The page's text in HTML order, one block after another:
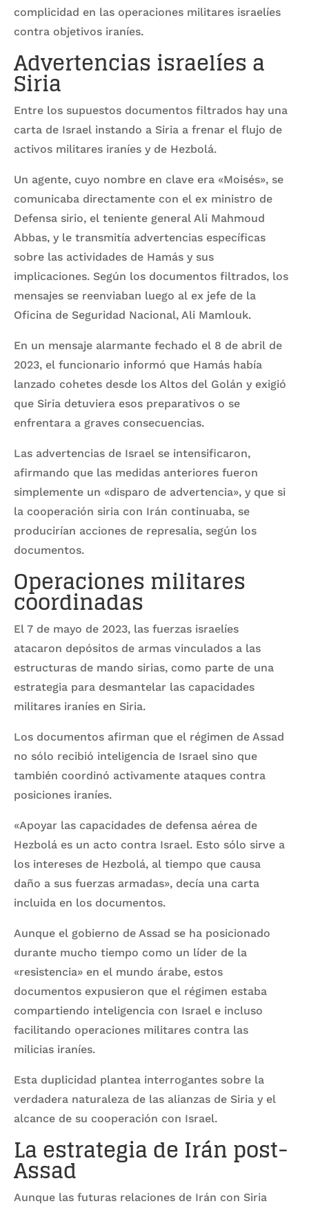
complicidad en las operaciones militares israelíes
contra objetivos iraníes.
Advertencias israelíes a
Siria
Entre los supuestos documentos filtrados hay una
carta de Israel instando a Siria a frenar el flujo de
activos militares iraníes y de Hezbolá.
Un agente, cuyo nombre en clave era «Moisés», se
comunicaba directamente con el ex ministro de
Defensa sirio, el teniente general Ali Mahmoud
Abbas, y le transmitía advertencias específicas
sobre las actividades de Hamás y sus
implicaciones. Según los documentos filtrados, los
mensajes se reenviaban luego al ex jefe de la
Oficina de Seguridad Nacional, Ali Mamlouk.
En un mensaje alarmante fechado el 8 de abril de
2023, el funcionario informó que Hamás había
lanzado cohetes desde los Altos del Golán y exigió
que Siria detuviera esos preparativos o se
enfrentara a graves consecuencias.
Las advertencias de Israel se intensificaron,
afirmando que las medidas anteriores fueron
simplemente un «disparo de advertencia», y que si
la cooperación siria con Irán continuaba, se
producirían acciones de represalia, según los
documentos.
Operaciones militares
coordinadas
El 7 de mayo de 2023, las fuerzas israelíes
atacaron depósitos de armas vinculados a las
estructuras de mando sirias, como parte de una
estrategia para desmantelar las capacidades
militares iraníes en Siria.
Los documentos afirman que el régimen de Assad
no sólo recibió inteligencia de Israel sino que
también coordinó activamente ataques contra
posiciones iraníes.
«Apoyar las capacidades de defensa aérea de
Hezbolá es un acto contra Israel. Esto sólo sirve a
los intereses de Hezbolá, al tiempo que causa
daño a sus fuerzas armadas», decía una carta
incluida en los documentos.
Aunque el gobierno de Assad se ha posicionado
durante mucho tiempo como un líder de la
«resistencia» en el mundo árabe, estos
documentos expusieron que el régimen estaba
compartiendo inteligencia con Israel e incluso
facilitando operaciones militares contra las
milicias iraníes.
Esta duplicidad plantea interrogantes sobre la
verdadera naturaleza de las alianzas de Siria y el
alcance de su cooperación con Israel.
La estrategia de Irán post-
Assad
Aunque las futuras relaciones de Irán con Siria